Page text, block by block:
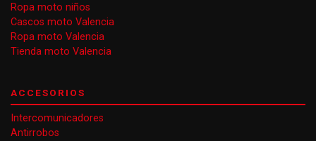
Ropa moto niños
Cascos moto Valencia
Ropa moto Valencia
Tienda moto Valencia
ACCESORIOS
Intercomunicadores
Antirrobos